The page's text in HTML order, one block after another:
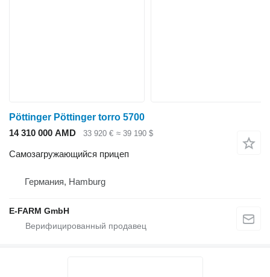
Pöttinger Pöttinger torro 5700
14 310 000 AMD
33 920 € ≈ 39 190 $
Самозагружающийся прицеп
Германия, Hamburg
E-FARM GmbH